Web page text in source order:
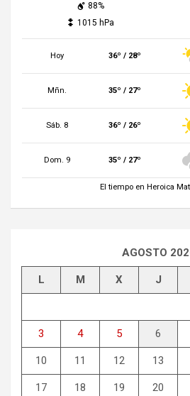
88%
1015 hPa
Hoy 36º / 28º
Mñn. 35º / 27º
Sáb. 8 36º / 26º
Dom. 9 35º / 27º
El tiempo en Heroica
AGOSTO
L M X J
3 4 5 6
10 11 12 13
17 18 19 20